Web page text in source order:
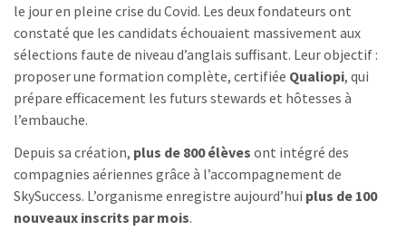
le jour en pleine crise du Covid. Les deux fondateurs ont
constaté que les candidats échouaient massivement aux
sélections faute de niveau d’anglais suffisant. Leur objectif :
proposer une formation complète, certifiée Qualiopi, qui
prépare efficacement les futurs stewards et hôtesses à
l’embauche.
Depuis sa création, plus de 800 élèves ont intégré des
compagnies aériennes grâce à l’accompagnement de
SkySuccess. L’organisme enregistre aujourd’hui plus de 100
nouveaux inscrits par mois.